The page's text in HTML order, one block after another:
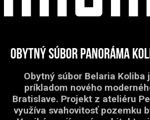
Obytný súbor Panoráma
Obytný súbor Belaria Koliba
príkladom nového
Bratislave. Projekt z ateliéru
využíva svahovitosť pozemku